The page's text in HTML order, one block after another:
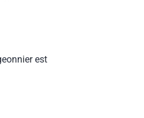
est